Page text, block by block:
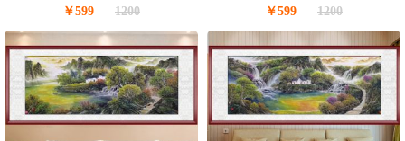
￥599 1200 ￥599 1200